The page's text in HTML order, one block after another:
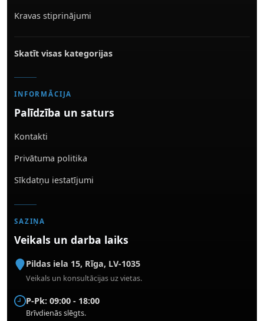
Kravas stiprinājumi
Skatīt visas kategorijas
INFORMĀCIJA
Palīdzība un saturs
Kontakti
Privātuma politika
Sīkdatņu iestatījumi
SAZIŅA
Veikals un darba laiks
Pildas iela 15, Rīga, LV-1035
Veikals un konsultācijas uz vietas.
P-Pk: 09:00 - 18:00
Brīvdienās slēgts.